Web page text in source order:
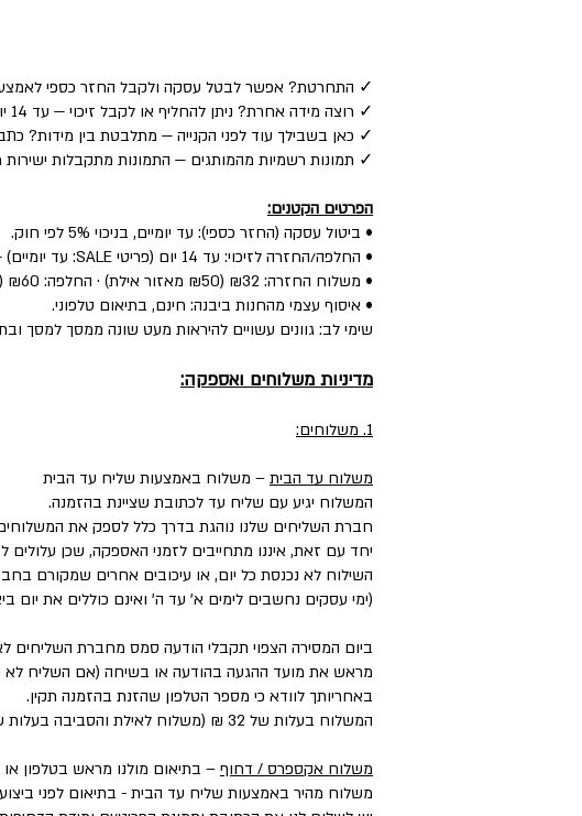
✓ התחרטת? אפשר לבטל עסקה ולקבל החזר כספי לאמצעי התשלום —
✓ רוצה מידה אחרת? ניתן להחליף או לקבל זיכוי — עד 14 יום.
✓ כאן בשבילך עוד לפני הקנייה — מתלבטת בין מידות?
✓ תמונות רשמיות מהמותגים — התמונות מתקבלות
הפרטים הקטנים:
• ביטול עסקה (החזר כספי): עד יומיים, בניכוי 5% לפי חוק.
• החלפה/החזרה לזיכוי: עד 14 יום (פריטי SALE: עד יומיים) — הפריט חדש, עם התווית, ללא שימוש.
• משלוח החזרה: ₪32 (₪50 מאזור אילת) · החלפה: ₪60 (כולל איסוף + משלוח חדש).
• איסוף עצמי מהחנות ביבנה: חינם, בתיאום טלפוני.
שימי לב: גוונים עשויים להיראות מעט שונה ממסך למסך
מדיניות משלוחים ואספקה:
1. משלוחים:
משלוח עד הבית – משלוח באמצעות שליח עד הבית
המשלוח יגיע עם שליח עד לכתובת שציינת בהזמנה.
חברת השליחים שלנו נוהגת בדרך כלל לספק את המשלוחים עד 3 ימי עסקים, וליישובים, מושבים וקיבוצים כ- 5 ימים
יחד עם זאת, איננו מתחייבים לזמני האספקה, שכן
השילוח לא נכנסת כל יום, או עיכובים אחרים שמקורם
(ימי עסקים נחשבים לימים א' עד ה' ואינם כוללים את יום
ביום המסירה הצפוי תקבלי הודעה סמס מחברת השליחים
מראש את מועד ההגעה בהודעה או בשיחה (אם השליח לא
באחריותך לוודא כי מספר הטלפון שהזנת בהזמנה תקין.
המשלוח בעלות של 32 ₪ (משלוח לאילת והסביבה בעלות של ₪50).
משלוח אקספרס / דחוף – בתיאום מולנו מראש בטלפון או
משלוח מהיר באמצעות שליח עד הבית - בתיאום לפני